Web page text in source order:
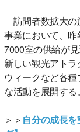
訪問者数拡大の
事業において、
7000室の供給が
新しい観光アト
ウィークなど各
な活動を展開する。
＞＞ 自分の成長